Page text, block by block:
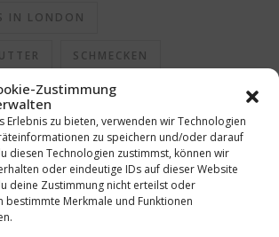
Zustimmung
Erlebnis zu bieten, verwenden wir Technologien
zu speichern und/oder darauf
diesen Technologien zustimmst, können wir
oder eindeutige IDs auf dieser Website
deine Zustimmung nicht erteilst oder
bestimmte Merkmale und Funktionen
IN LONDON
SCHMECKEN
SEHENSWÜRDIGKEITEN IN LONDON
SHOTS SPRITZGEBÄCK
STÄDTETRIP
JUGENDLICHEN TRAVEL